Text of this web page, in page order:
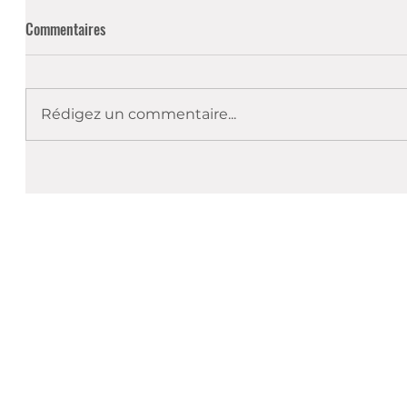
Commentaires
Rédigez un commentaire...